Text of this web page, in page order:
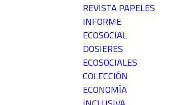
REVISTA PAPELES
INFORME
ECOSOCIAL
DOSIERES
ECOSOCIALES
COLECCIÓN
ECONOMÍA